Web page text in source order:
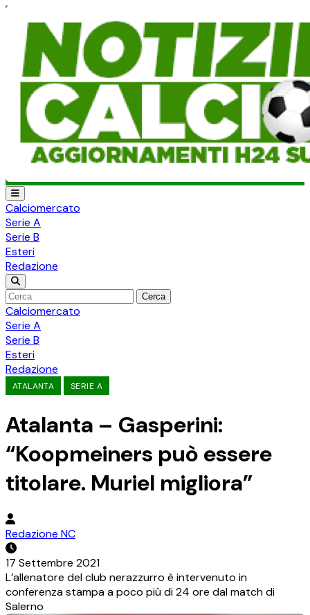
Calciomercato
Serie A
Serie B
Esteri
Redazione
Cerca
Calciomercato
Serie A
Serie B
Esteri
Redazione
ATALANTA SERIE A
Atalanta – Gasperini:
“Koopmeiners può essere
titolare. Muriel migliora”
Redazione NC
17 Settembre 2021
L’allenatore del club nerazzurro è intervenuto in
conferenza stampa a poco più di 24 ore dal match di
Salerno